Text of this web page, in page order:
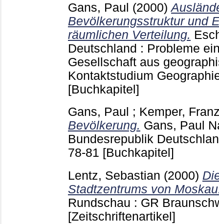
Gans, Paul (2000)
Bevölkerungsstruktur und
räumlichen Verteilung.
Deutschland : Probleme
Gesellschaft aus
Kontaktstudium
[Buchkapitel]
Gans, Paul ; Kemper,
Bevölkerung. Gans, Paul
Bundesrepublik
78-81 [Buchkapitel]
Lentz, Sebastian (2000)
Stadtzentrums von
Rundschau : GR
[Zeitschriftenartikel]